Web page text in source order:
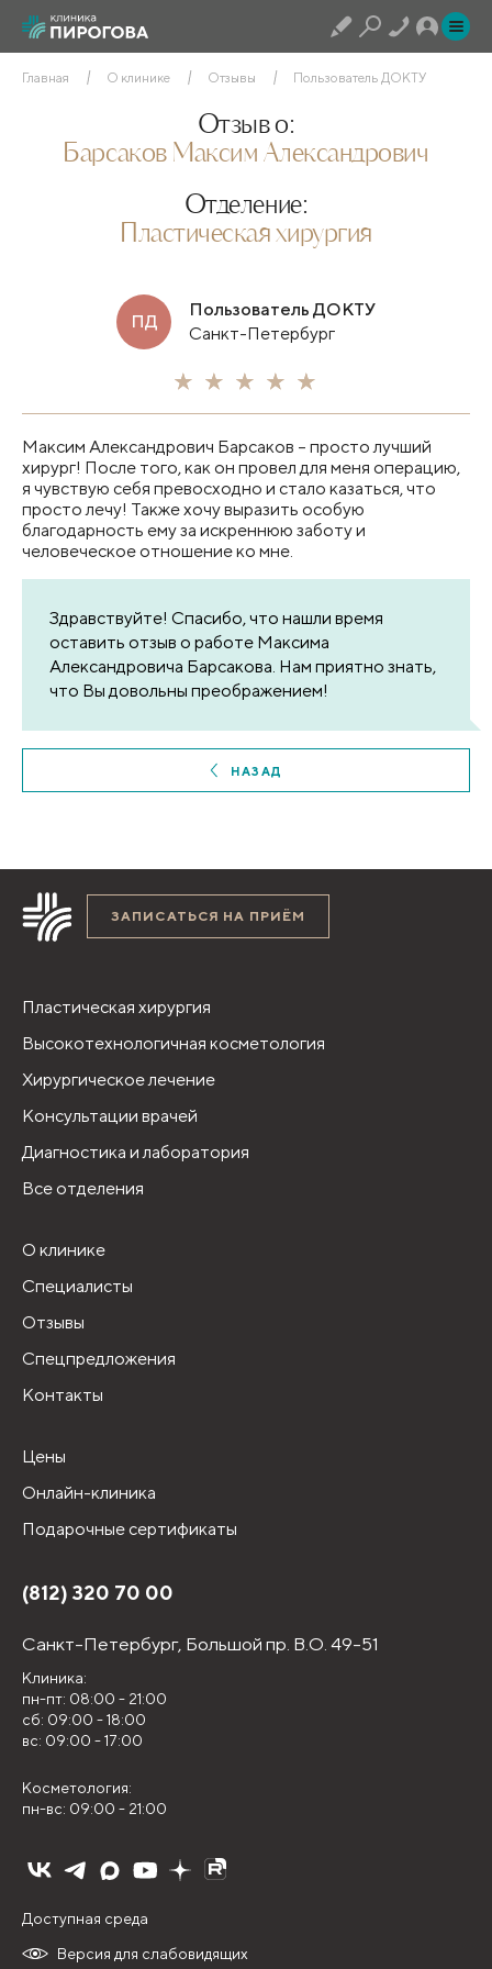
Главная О клинике Отзывы Пользователь ДОКТУ
Отзыв о:
Барсаков Максим Александрович
Отделение:
Пластическая хирургия
ПД
Пользователь ДОКТУ
Санкт-Петербург
Максим Александрович Барсаков – просто лучший
хирург! После того, как он провел для меня операцию,
я чувствую себя превосходно и стало казаться, что
просто лечу! Также хочу выразить особую
благодарность ему за искреннюю заботу и
человеческое отношение ко мне.
Здравствуйте! Спасибо, что нашли время
оставить отзыв о работе Максима
Александровича Барсакова. Нам приятно знать,
что Вы довольны преображением!
НАЗАД
ЗАПИСАТЬСЯ НА ПРИЁМ
Пластическая хирургия
Высокотехнологичная косметология
Хирургическое лечение
Консультации врачей
Диагностика и лаборатория
Все отделения
О клинике
Специалисты
Отзывы
Спецпредложения
Контакты
Цены
Онлайн-клиника
Подарочные сертификаты
(812) 320 70 00
Санкт-Петербург, Большой пр. В.О. 49-51
Клиника:
пн-пт: 08:00 - 21:00
сб: 09:00 - 18:00
вс: 09:00 - 17:00
Косметология:
пн-вс: 09:00 - 21:00
Версия для слабовидящих
Доступная среда